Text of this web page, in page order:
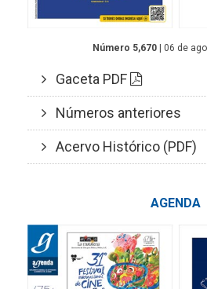
Número 5,670 | 06 de
Gaceta PDF
Números anteriores
Acervo Histórico (PDF)
AGENDA